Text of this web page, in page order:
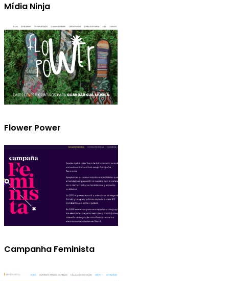
Mídia Ninja
Flower Power
Campanha Feminista